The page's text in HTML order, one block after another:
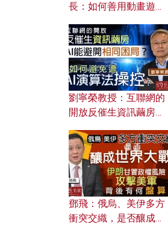
長：如何善用動畫遊戲
劉寧榮教授：互聯網的
開放反催生資訊繭房，
何避免遭AI演算法操
控？
鄧飛：俄烏、美伊多方
衝突交織，是否釀成世